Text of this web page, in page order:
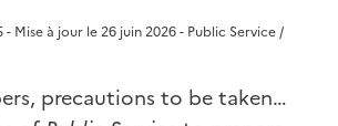
Mise à jour le 26 juin 2026 - Public Service /
precautions to be taken…